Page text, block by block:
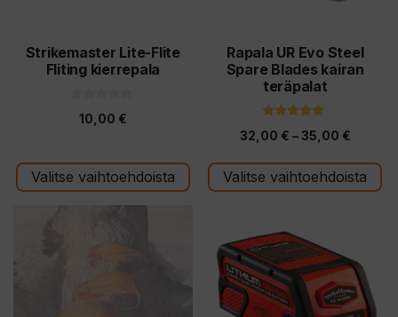
Strikemaster Lite-Flite
Fliting kierrepala
ä
10,00 €
Valitse vaihtoehdoista
tuotteen
sivulla.
Rapala UR Evo Steel
Spare Blades kairan
teräpalat
5:stä
32,00 € – 35,00 €
32,00
-
Valitse vaihtoehdoista
tuotteen
sivulla.